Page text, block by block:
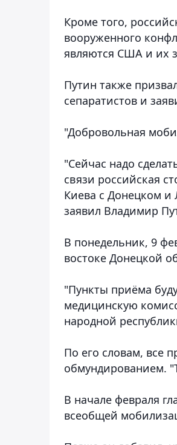
Кроме того,
вооруженного
являются США и их
Путин также
сепаратистов и
"Добровольная
"Сейчас надо
связи российская
Киева с Донецком и
заявил Владимир
В понедельник, 9
востоке Донецкой
"Пункты приёма
медицинскую
народной
По его словам, все
обмундированием.
В начале февраля
всеобщей